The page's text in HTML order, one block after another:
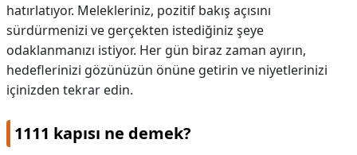
hatırlatıyor. Melekleriniz, pozitif bakış açısını
sürdürmenizi ve gerçekten istediğiniz şeye
odaklanmanızı istiyor. Her gün biraz zaman ayırın,
hedeflerinizi gözünüzün önüne getirin ve niyetlerinizi
içinizden tekrar edin.
1111 kapısı ne demek?